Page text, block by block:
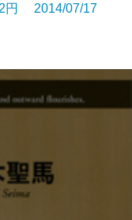
円 2014/07/17